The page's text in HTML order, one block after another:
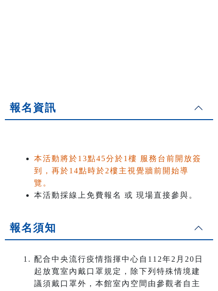
報名資訊
本活動將於13點45分於1樓 服務台前開放簽
到，再於14點時於2樓主視覺牆前開始導
覽。
本活動採線上免費報名 或 現場直接參與。
報名須知
配合中央流行疫情指揮中心自112年2月20日
起放寬室內戴口罩規定，除下列特殊情境建
議須戴口罩外，本館室內空間由參觀者自主